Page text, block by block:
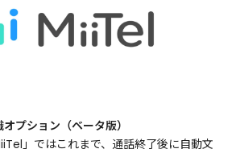
プション（ベータ版）
」ではこれまで、通話終了後に自動文